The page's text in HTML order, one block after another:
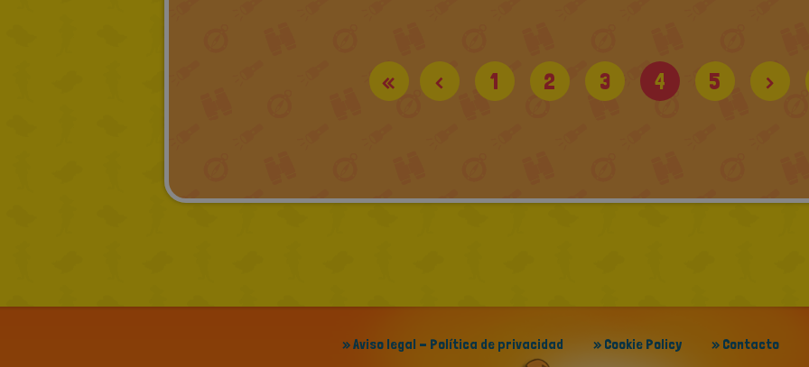
« < 1 2 3 4 5 >
» Aviso legal - Política de privacidad » Cookie Policy » Contacto